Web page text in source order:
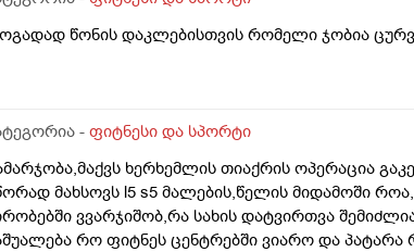
წონის დაკლებისთვის რომელი ჯობია
- ფიტნესი და სპორტი
ხერხემლის თიაქრის ოპერაცია
მახსოვს l5 s5 მალების,წელის მიდამოში
ვვარჯიშობ,რა სახის დატვირთვა
რო ფიტნეს ცენტრებში ვიარო და